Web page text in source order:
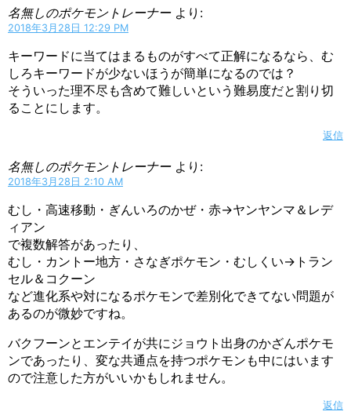
名無しのポケモントレーナー より:
2018年3月28日 12:29 PM
キーワードに当てはまるものがすべて正解になるなら、む
しろキーワードが少ないほうが簡単になるのでは？
そういった理不尽も含めて難しいという難易度だと割り切
ることにします。
返信
名無しのポケモントレーナー より:
2018年3月28日 2:10 AM
むし・高速移動・ぎんいろのかぜ・赤→ヤンヤンマ＆レデ
ィアン
で複数解答があったり、
むし・カントー地方・さなぎポケモン・むしくい→トラン
セル＆コクーン
など進化系や対になるポケモンで差別化できてない問題が
あるのが微妙ですね。
バクフーンとエンテイが共にジョウト出身のかざんポケモ
ンであったり、変な共通点を持つポケモンも中にはいます
ので注意した方がいいかもしれません。
返信